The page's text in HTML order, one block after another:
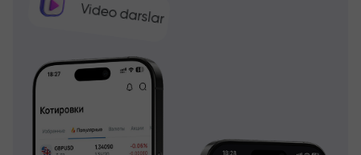
Video darslar